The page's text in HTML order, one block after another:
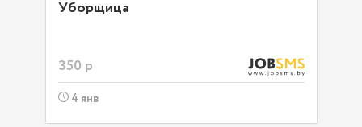
Уборщица
350 р
4 янв